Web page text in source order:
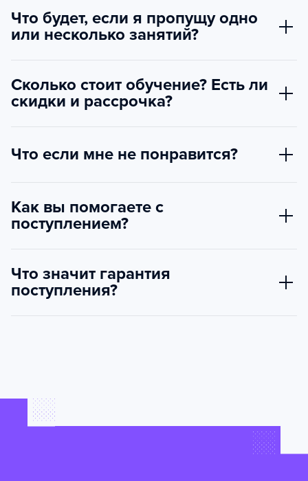
Что будет, если я пропущу одно
или несколько занятий?
Сколько стоит обучение? Есть ли
скидки и рассрочка?
Что если мне не понравится?
Как вы помогаете с
поступлением?
Что значит гарантия
поступления?